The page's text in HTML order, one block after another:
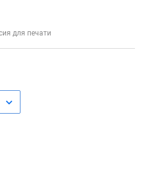
для печати